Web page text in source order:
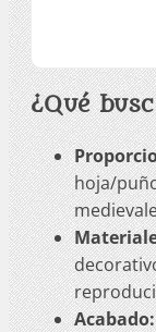
¿Qué
hoja/
Acabado: